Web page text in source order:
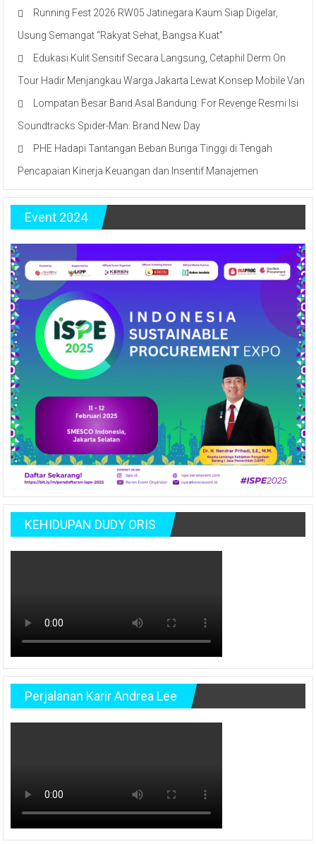
Running Fest 2026 RW05 Jatinegara Kaum Siap Digelar,
Usung Semangat “Rakyat Sehat, Bangsa Kuat”
Edukasi Kulit Sensitif Secara Langsung, Cetaphil Derm On
Tour Hadir Menjangkau Warga Jakarta Lewat Konsep Mobile Van
Lompatan Besar Band Asal Bandung: For Revenge Resmi Isi
Soundtracks Spider-Man: Brand New Day
PHE Hadapi Tantangan Beban Bunga Tinggi di Tengah
Pencapaian Kinerja Keuangan dan Insentif Manajemen
Event 2024
KEHIDUPAN DUDY ORIS
Perjalanan Karir Andrea Lee